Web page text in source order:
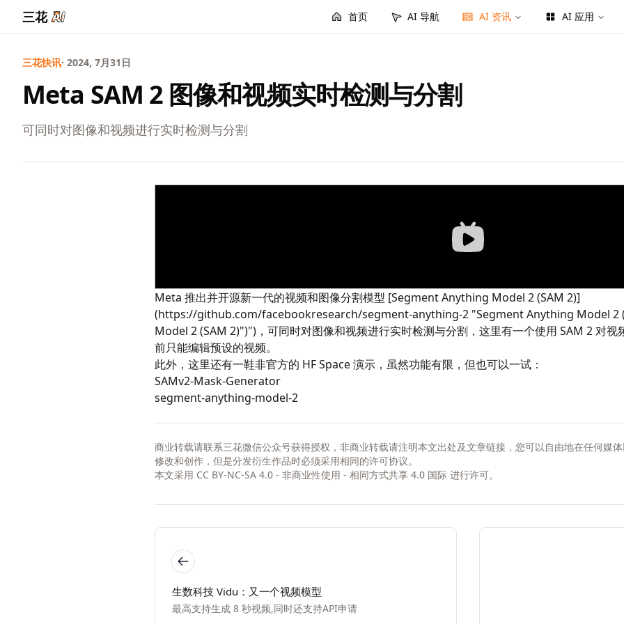
三花 首页 AI 导航 AI 资讯 AI 应用
三花快讯· 2024, 7月31日
Meta SAM 2 图像和视频实时检测与分割
可同时对图像和视频进行实时检测与分割
Meta 推出并开源新一代的视频和图像分割模型 [Segment Anything Model 2 (SAM 2)]
(https://github.com/facebookresearch/segment-anything-2"Segment Anything Model 2
Model 2 (SAM 2)")")，可同时对图像和视频进行实时检测与分割，这里有一个使用 SAM 2 对视
前只能编辑预设的视频。
此外，这里还有一鞋非官方的 HF Space 演示，虽然功能有限，但也可以一试：
SAMv2-Mask-Generator
segment-anything-model-2
商业转载请联系三花微信公众号获得授权，非商业转载请注明本文出处及文章链接，您可以自由地在任何媒
修改和创作，但是分发衍生作品时必须采用相同的许可协议。
本文采用 CC BY-NC-SA 4.0 - 非商业性使用 - 相同方式共享 4.0 国际进行许可。
生数科技 Vidu：又一个视频模型
最高支持生成 8 秒视频,同时还支持API申请